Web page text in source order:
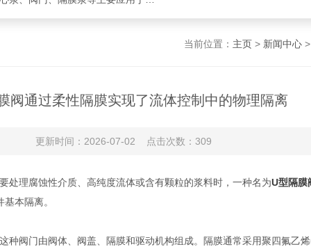
当前位置： 主页> 新闻中心>
阀通过柔性隔膜实现了流体控制中的物理隔离
更新时间：2026-07-02 点击次数：309
理腐蚀性介质、高纯度流体或含有颗粒的浆料时，一种名为U型隔膜
本隔离。
阀门由阀体、阀盖、隔膜和驱动机构组成。隔膜通常采用聚四氟乙